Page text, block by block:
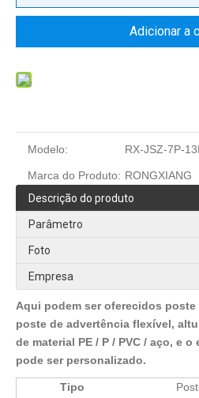
Adicionar a
Modelo: RX-JSZ-7P-
Marca do Produto: RONGXIANG
Descrição do produto
Parâmetro
Foto
Empresa
Aqui podem ser oferecidos poste
poste de advertência flexível,
de material PE / P / PVC / aço, e
pode ser personalizado.
Tipo